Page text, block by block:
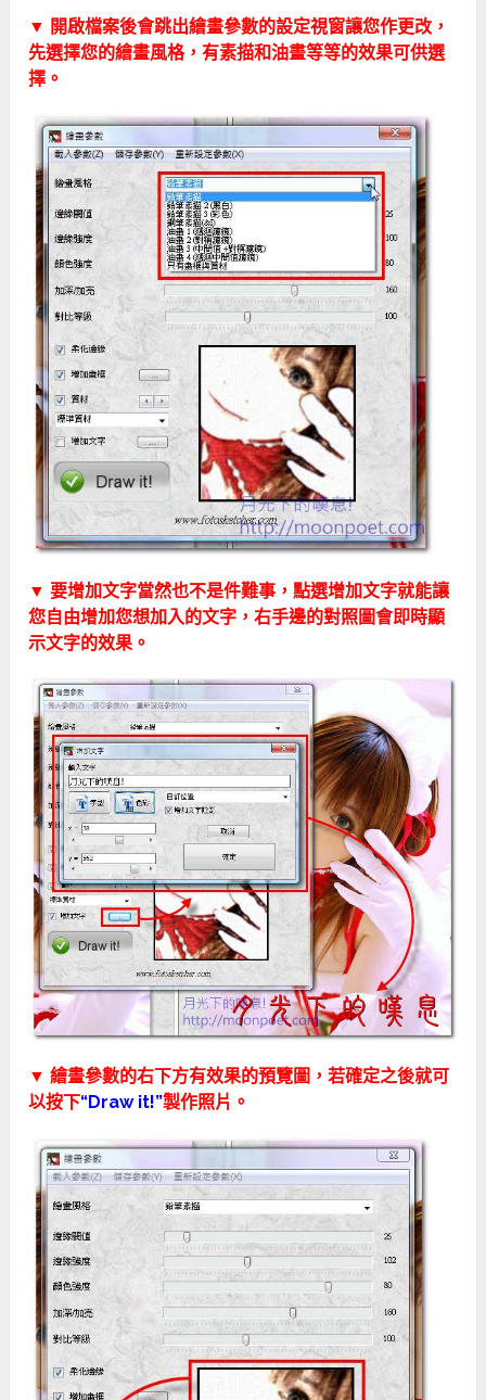
▼ 開啟檔案後會跳出繪畫參數的設定視窗讓您作更改，
先選擇您的繪畫風格，有素描和油畫等等的效果可供選
擇。
▼ 要增加文字當然也不是件難事，點選增加文字就能讓
您自由增加您想加入的文字，右手邊的對照圖會即時顯
示文字的效果。
▼ 繪畫參數的右下方有效果的預覽圖，若確定之後就可
以按下“Draw it!”製作照片。